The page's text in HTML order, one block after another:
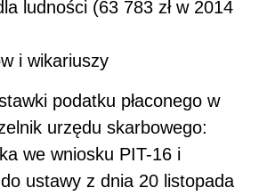
ludności (63 783 zł w 2014
i wikariuszy
podatku płaconego w
urzędu skarbowego:
we wniosku PIT-16 i
ustawy z dnia 20 listopada